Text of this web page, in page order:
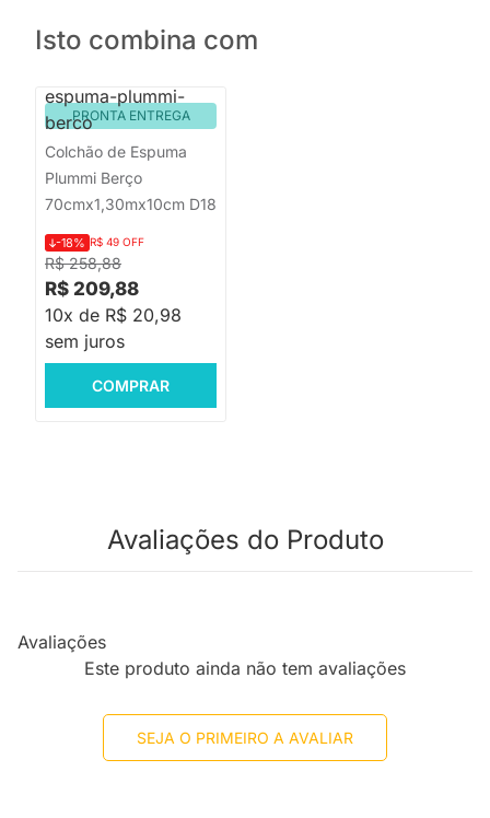
Isto combina com
PRONTA ENTREGA
Colchão de Espuma
Plummi Berço
70cmx1,30mx10cm D18
R$ 258,88
-18% R$ 49 OFF
R$ 209,88
10x de R$ 20,98
sem juros
COMPRAR
Avaliações do Produto
Avaliações
Este produto ainda não tem avaliações
SEJA O PRIMEIRO A AVALIAR